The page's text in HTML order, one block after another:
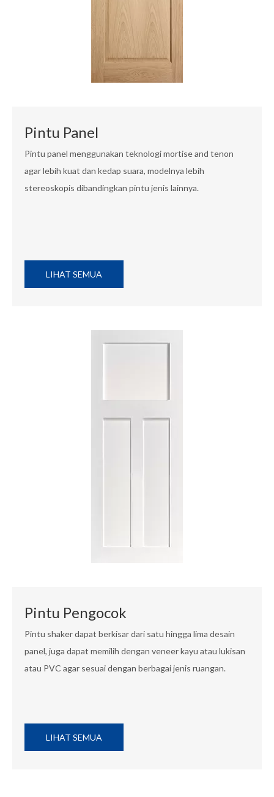
Pintu Panel
Pintu panel menggunakan teknologi mortise and tenon
agar lebih kuat dan kedap suara, modelnya lebih
stereoskopis dibandingkan pintu jenis lainnya.
LIHAT SEMUA
Pintu Pengocok
Pintu shaker dapat berkisar dari satu hingga lima desain
panel, juga dapat memilih dengan veneer kayu atau lukisan
atau PVC agar sesuai dengan berbagai jenis ruangan.
LIHAT SEMUA